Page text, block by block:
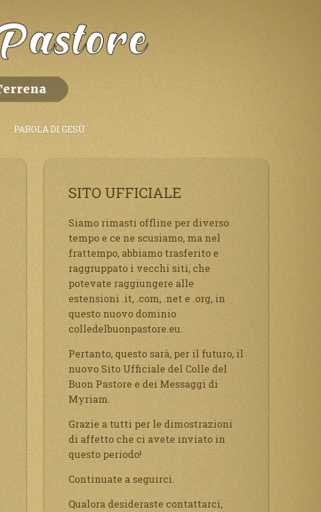
PAROLA DI GESÙ
SITO UFFICIALE
Siamo rimasti offline per diverso
tempo e ce ne scusiamo, ma nel
frattempo, abbiamo trasferito e
raggruppato i vecchi siti, che
potevate raggiungere alle
estensioni .it, .com, .net e .org, in
questo nuovo dominio
colledelbuonpastore.eu.
Pertanto, questo sarà, per il futuro, il
nuovo Sito Ufficiale del Colle del
Buon Pastore e dei Messaggi di
Myriam.
Grazie a tutti per le dimostrazioni
di affetto che ci avete inviato in
questo periodo!
Continuate a seguirci.
Qualora desideraste contattarci,